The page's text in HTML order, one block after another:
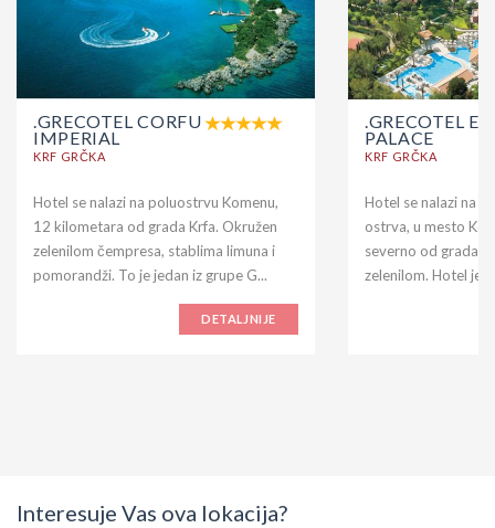
.GRECOTEL CORFU
IMPERIAL
KRF GRČKA
Hotel se nalazi na poluostrvu Komenu,
12 kilometara od grada Krfa. Okružen
zelenilom čempresa, stablima limuna i
pomorandži. To je jedan iz grupe G...
DETALJNIJE
.GRECOTEL
PALACE
KRF GRČKA
Hotel se nalazi na
ostrva, u mesto
severno od grada
zelenilom. Hotel je
Interesuje Vas ova lokacija?